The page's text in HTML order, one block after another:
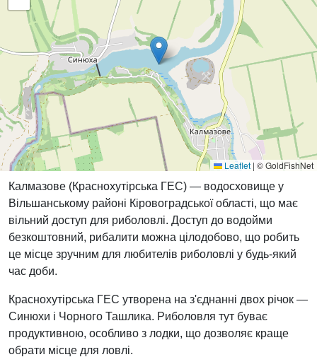
Leaflet | © GoldFishNet
Калмазове (Краснохутірська ГЕС) — водосховище у
Вільшанському районі Кіровоградської області, що має
вільний доступ для риболовлі. Доступ до водойми
безкоштовний, рибалити можна цілодобово, що робить
це місце зручним для любителів риболовлі у будь-який
час доби.
Краснохутірська ГЕС утворена на з'єднанні двох річок —
Синюхи і Чорного Ташлика. Риболовля тут буває
продуктивною, особливо з лодки, що дозволяє краще
обрати місце для ловлі.